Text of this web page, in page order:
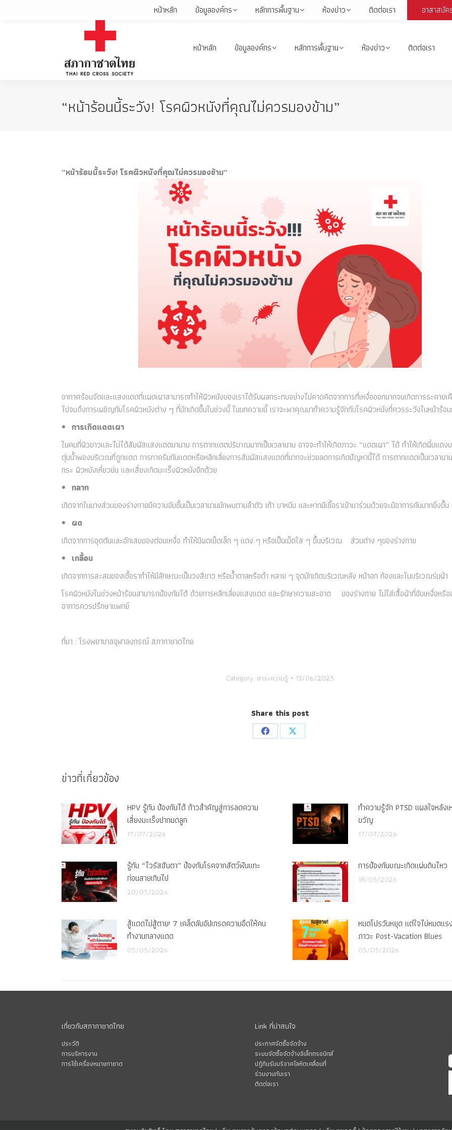
in
หน้าหลัก ข้อมูลองค์กร หลักการพื้นฐาน ห้องข่าว ติดต่อเรา
“หน้าร้อนนี้ระวัง! โรคผิวหนังที่คุณไม่ควรมองข้าม”
“หน้าร้อนนี้ระวัง! โรคผิวหนังที่คุณไม่ควรมองข้าม”
อากาศร้อนจัดและแสงแดดที่แผดเผาสามารถทำให้ผิวหนังของเราได้รับผลกระทบอย่างไม่คาดคิดจากการที่เหงื่อออกมากจนเกิดการระคาย
ไปจนถึงการเผชิญกับโรคผิวหนังต่าง ๆ ที่มักเกิดขึ้นในช่วงนี้ ในบทความนี้ เราจะพาคุณมาทำความรู้จักกับโรคผิวหนังที่ควรระวังในหน้าร้อ
การเกิดแดดเผา
ในคนที่ผิวขาวและไม่ได้สัมผัสแสงแดดมานาน การตากแดดปริมาณมากเป็นเวลานาน อาจจะทำให้เกิดภาวะ “แดดเผา” ได้ ทำให้เกิดผื่นแดง
ตุ่มน้ำพองบริเวณที่ถูกแดด การทาครีมกันแดดหรือหลีกเลี่ยงการสัมผัสแสงแดดที่มากจะช่วยลดการเกิดปัญหานี้ได้ การตากแดดเป็นเวลานาน
กระ ผิวหนังเหี่ยวย่น และเสี่ยงเกิดมะเร็งผิวหนังอีกด้วย
กลาก
เกิดจากในบางส่วนของร่างกายมีความอับชื้นเป็นเวลานานมักพบตามลำตัว เท้า ขาหนีบ และหากมีเชื้อราเข้ามาร่วมด้วยจะมีอาการคันมากยิ่งขึ้น
ผด
เกิดจากการอุดตันและอักเสบของต่อมเหงื่อ ทำให้มีผดเม็ดเล็ก ๆ แดง ๆ หรือเป็นเม็ดใส ๆ ขึ้นบริเวณ ส่วนต่าง ๆของร่างกาย
เกลื้อน
เกิดจากการสะสมของเชื้อราทำให้มีลักษณะเป็นวงสีขาว หรือน้ำตาลหรือดำ หลาย ๆ จุดมักเกิดบริเวณหลัง หน้าอก ท้องและในบริเวณร่มผ้า
โรคผิวหนังในช่วงหน้าร้อนสามารถป้องกันได้ ด้วยการหลีกเลี่ยงแสงแดด และรักษาความสะอาด ของร่างกาย ไม่ใส่เสื้อผ้าที่อับเหงื่อหรื
อาการควรปรึกษาแพทย์
ที่มา : โรงพยาบาลจุฬาลงกรณ์ สภากาชาดไทย
Category: สาระความรู้ 13/06/2025
Share this post
Share
Share
ข่าวที่เกี่ยวข้อง
HPV รู้ทัน ป้องกันได้ ก้าวสำคัญสู่การลดความ
เสี่ยงมะเร็งปากมดลูก
17/07/2026
ทำความรู้จัก PTSD แผลใจหลัง
ขวัญ
17/07/2026
รู้ทัน “ไวรัสฮันตา” ป้องกันโรคจากสัตว์ฟันแทะ
ก่อนสายเกินไป
20/05/2026
การป้องกันขณะเกิดแผ่นดินไหว
18/05/2026
สู้แดดไม่สู้ตาย! 7 เคล็ดลับอัปเกรดความอึดให้คน
ทำงานกลางแดด
05/05/2026
หมดโปรวันหยุด แต่ใจไม่หมดแร
ภาวะ Post-Vacation Blues
05/05/2026
เกี่ยวกับสภากาชาดไทย
ประวัติ
การบริหารงาน
การใช้เครื่องหมายกาชาด
Link ที่น่าสนใจ
ประกาศจัดซื้อจัดจ้าง
ระบบจัดซื้อจัดจ้างอิเล็กทรอนิกส์
ปฏิทินรับบริจาคโลหิตเคลื่อนที่
ร่วมงานกับเรา
ติดต่อเรา
หน้าหลัก ข้อมูลองค์กร หลักการพื้นฐาน ห้องข่าว ติดต่อเรา อาสาสมัค